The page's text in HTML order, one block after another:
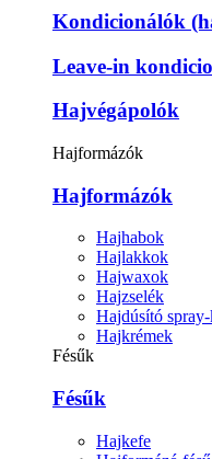
Kondicionálók
Leave-in
Hajvégápolók
Hajformázók
Hajformázók
Hajhabok
Hajlakkok
Hajwaxok
Hajzselék
Hajdúsító
Hajkrémek
Fésűk
Fésűk
Hajkefe